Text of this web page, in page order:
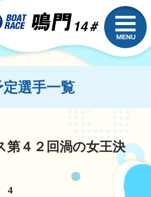
定選手一覧
第４２回渦の女王決
4